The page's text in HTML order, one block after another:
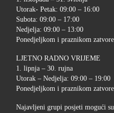
Utorak- Petak: 09:00 – 16:00
Subota: 09:00 – 17:00
Nedjelja: 09:00 – 13:00
Ponedjeljkom i praznikom
LJETNO RADNO VRIJEME
1. lipnja – 30. rujna
Utorak – Nedjelja: 09:00 – 19:00
Ponedjeljkom i praznikom
Najavljeni grupi posjeti mogući